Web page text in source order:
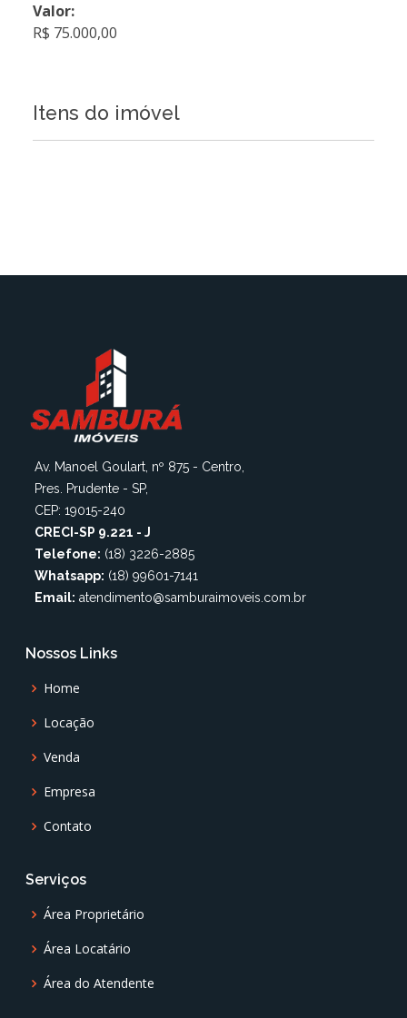
Valor:
R$ 75.000,00
Itens do imóvel
Av. Manoel Goulart, nº 875 - Centro,
Pres. Prudente - SP,
CEP: 19015-240
CRECI-SP 9.221 - J
Telefone: (18) 3226-2885
Whatsapp: (18) 99601-7141
Email: atendimento@samburaimoveis.com.br
Nossos Links
Home
Locação
Venda
Empresa
Contato
Serviços
Área Proprietário
Área Locatário
Área do Atendente